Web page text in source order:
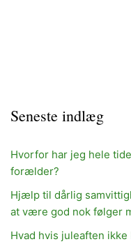
Seneste indlæg
Hvorfor har jeg hele
forælder?
Hjælp til dårlig
at være god nok følger
Hvad hvis juleaften